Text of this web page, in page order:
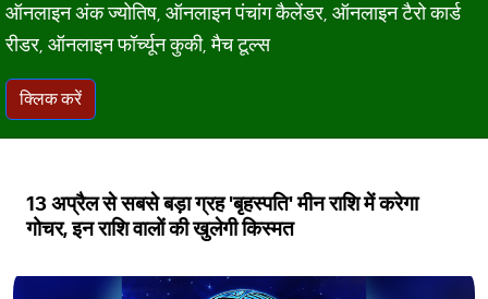
ऑनलाइन अंक ज्योतिष, ऑनलाइन पंचांग कैलेंडर, ऑनलाइन टैरो कार्ड
रीडर, ऑनलाइन फॉर्च्यून कुकी, मैच टूल्स
क्लिक करें
13 अप्रैल से सबसे बड़ा ग्रह 'बृहस्पति' मीन राशि में करेगा
गोचर, इन राशि वालों की खुलेगी किस्मत